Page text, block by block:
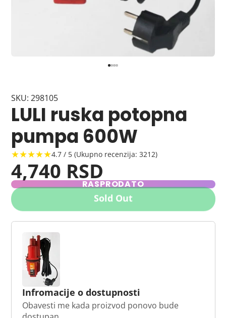
SKU: 298105
LULI ruska potopna
pumpa 600W
★★★★★4.7 / 5 (Ukupno recenzija: 3212)
4,740 RSD
RASPRODATO
Sold Out
Infromacije o dostupnosti
Obavesti me kada proizvod ponovo bude